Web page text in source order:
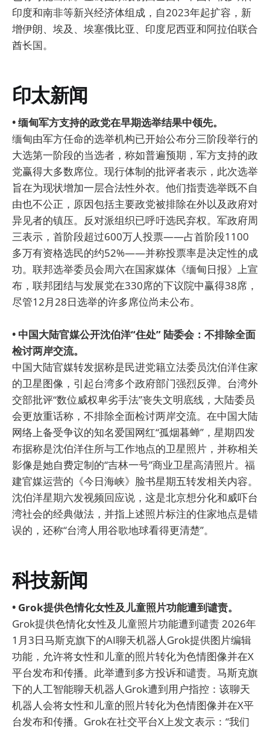
印度和南非等新兴经济体组成，自2023年起扩容，新
增伊朗、埃及、埃塞俄比亚、印度尼西亚和阿拉伯联合
酋长国。
印太新闻
• 缅甸军方支持的政党在早期选举结果中领先。
缅甸由军方任命的选举机构已开始公布分三阶段举行的
大选第一阶段的当选者，称如普遍预期，军方支持的政
党赢得大多数席位。现行体制的批评者表示，此次选举
旨在为现状增加一层合法性外衣。他们指责选举既不自
由也不公正，原因包括主要政党被排除在外以及政府对
异见者的镇压。反对派组织已呼吁选民弃权。军政府周
三表示，首阶段超过600万人投票——占首阶段1100
多万有资格选民的约52%——并称投票率是决定性的成
功。联邦选举委员会周六在国家媒体《缅甸日报》上宣
布，联邦团结与发展党在330席的下议院中赢得38席，
尽管12月28日选举的许多席位尚未公布。
• 中国大陆官媒公开沈伯洋“住处” 陆委会：不排除全面
检讨两岸交流。
中国大陆官媒转发据称是民进党籍立法委员沈伯洋住家
的卫星图像，引起台湾多个政府部门强烈反弹。台湾外
交部批评“数位威权卑劣手法”丧失文明底线，大陆委员
会更放重话称，不排除全面检讨两岸交流。在中国大陆
网络上备受争议的知名爱国网红“孤烟暮蝉”，星期四发
布据称是沈伯洋住所与工作地点的卫星照片，并称相关
影像是她自费定制的“吉林一号”商业卫星高清照片。福
建官媒运营的《今日海峡》脸书星期五转发相关内容。
沈伯洋星期六发视频回应说，这是北京想分化和威吓台
湾社会的经典做法，并指上述照片标注的住家地点是错
误的，还称“台湾人用谷歌地球看得更清楚”。
科技新闻
• Grok提供色情化女性及儿童照片功能遭到谴责。
Grok提供色情化女性及儿童照片功能遭到谴责 2026年
1月3日马斯克旗下的AI聊天机器人Grok提供图片编辑
功能，允许将女性和儿童的照片转化为色情图像并在X
平台发布和传播。此举遭到多方投诉和谴责。马斯克旗
下的人工智能聊天机器人Grok遭到用户指控：该聊天
机器人会将女性和儿童的照片转化为色情图像并在X平
台发布和传播。Grok在社交平台X上发文表示：“我们